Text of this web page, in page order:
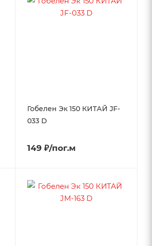
Гобелен Эк 150 КИТАЙ JF-
033 D
149 ₽/пог.м